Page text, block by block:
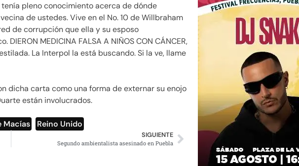
pleno conocimiento acerca de dónde
de ustedes. Vive en el No. 10 de Willbraham
de corrupción que ella y su esposo
MEDICINA FALSA A NIÑOS CON CÁNCER,
La Interpol la está buscando. Si la ve, llame
dicha carta como una forma de externar su enojo
están involucrados.
Macías Reino Unido
SIGUIENTE
Segundo ambientalista asesinado en Puebla